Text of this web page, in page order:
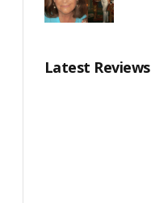
Latest Reviews